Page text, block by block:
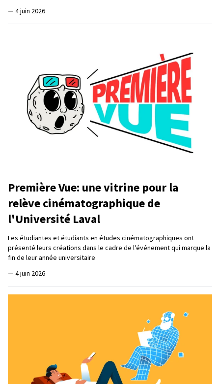
— 4 juin 2026
Première Vue: une vitrine pour la
relève cinématographique de
l'Université Laval
Les étudiantes et étudiants en études cinématographiques ont
présenté leurs créations dans le cadre de l'événement qui marque la
fin de leur année universitaire
— 4 juin 2026